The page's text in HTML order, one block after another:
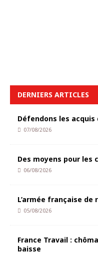
DERNIERS ARTICLES
Défendons les
07/08/2026
Des moyens pour les
06/08/2026
L’armée française de
05/08/2026
France Travail :
baisse